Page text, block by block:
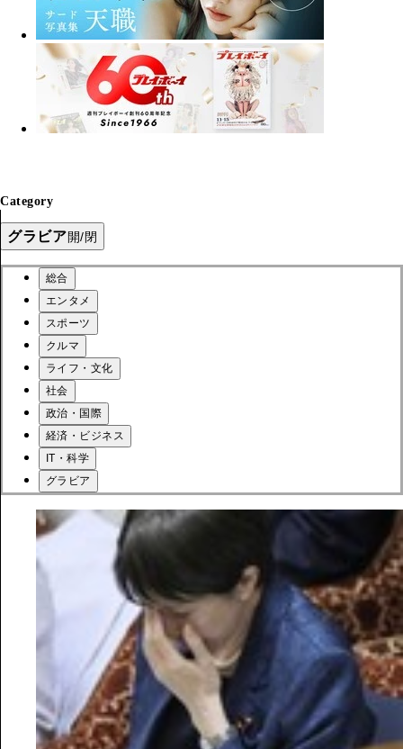
Category
グラビア開/閉
総合
エンタメ
スポーツ
クルマ
ライフ・文化
社会
政治・国際
経済・ビジネス
IT・科学
グラビア